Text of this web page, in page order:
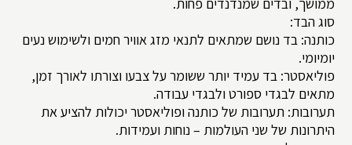
ממושך, ובדים שמנדנדים פחות.
סוג הבד:
כותנה: בד נושם שמתאים לתנאי מזג אוויר חמים ולשימוש נעים
יומיומי.
פוליאסטר: בד עמיד יותר ששומר על צבעו וצורתו לאורך זמן,
מתאים לבגדי ספורט ולבגדי עבודה.
תערובות: תערובות של כותנה ופוליאסטר יכולות להציע את
היתרונות של שני העולמות – נוחות ועמידות.